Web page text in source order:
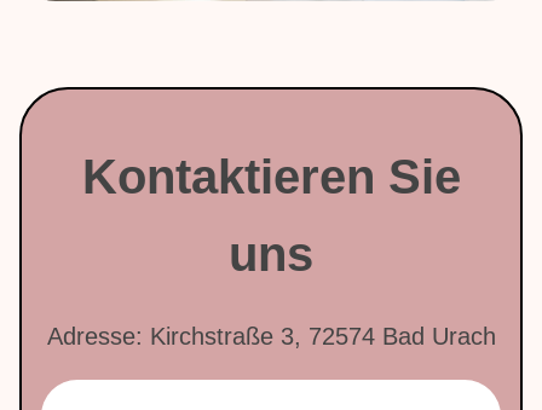
Kontaktieren Sie
uns
Adresse: Kirchstraße 3, 72574 Bad Urach